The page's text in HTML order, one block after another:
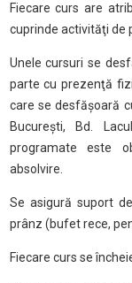
Fiecare curs are
cuprinde activităţi de
Unele cursuri se
parte cu prezenţă
care se desfăşoară
Bucureşti, Bd.
programate este
absolvire.
Se asigură suport
prânz (bufet rece,
Fiecare curs se